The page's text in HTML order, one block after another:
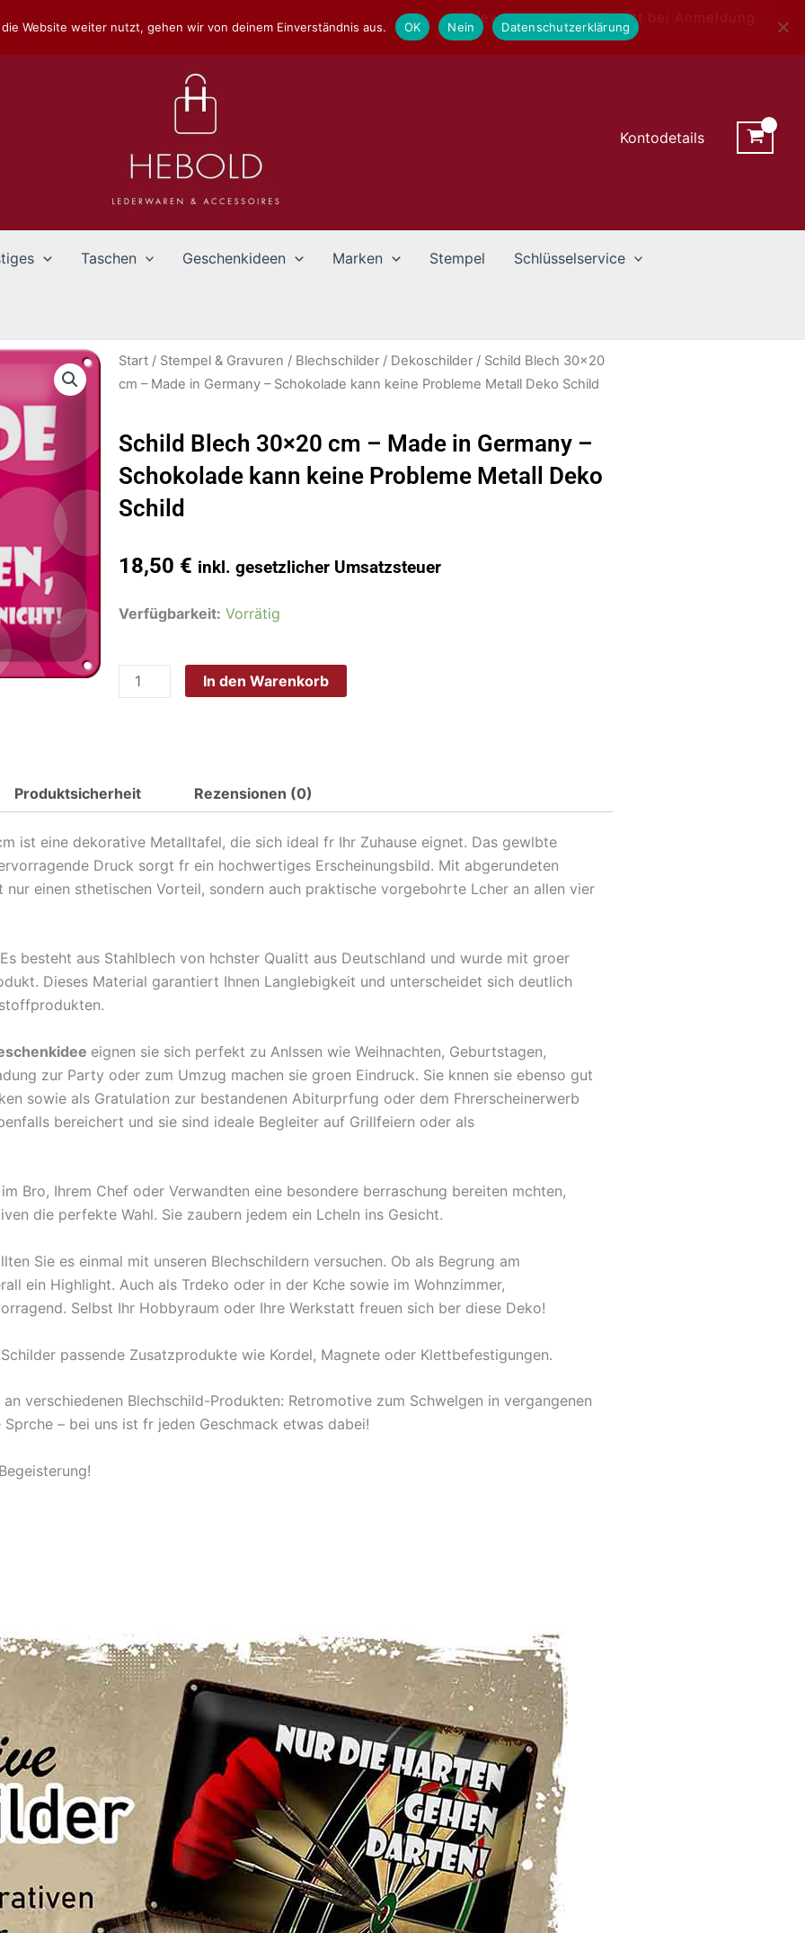
Newsletter - 10% Rabatt bei Anmeldung
Kontodetails
Taschen Geschenkideen Marken Stempel Schlüsselservice
Start / Stempel & Gravuren / Blechschilder / Dekoschilder / Schild Blech 30×20
cm – Made in Germany – Schokolade kann keine Probleme Metall Deko Schild
Schild Blech 30×20 cm – Made in Germany –
Schokolade kann keine Probleme Metall Deko
Schild
18,50 € inkl. gesetzlicher Umsatzsteuer
Verfügbarkeit: Vorrätig
Schild
cm
-
kann
keine
Probleme
Schild
Menge
In den Warenkorb
Produktsicherheit Rezensionen (0)
ist eine dekorative Metalltafel, die sich ideal fr Ihr Zuhause eignet. Das gewlbte
Druck sorgt fr ein hochwertiges Erscheinungsbild. Mit abgerundeten
einen sthetischen Vorteil, sondern auch praktische vorgebohrte Lcher an allen vier
Es besteht aus Stahlblech von hchster Qualitt aus Deutschland und wurde mit groer
Dieses Material garantiert Ihnen Langlebigkeit und unterscheidet sich deutlich
eignen sie sich perfekt zu Anlssen wie Weihnachten, Geburtstagen,
zur Party oder zum Umzug machen sie groen Eindruck. Sie knnen sie ebenso gut
sowie als Gratulation zur bestandenen Abiturprfung oder dem Fhrerscheinerwerb
bereichert und sie sind ideale Begleiter auf Grillfeiern oder als
Bro, Ihrem Chef oder Verwandten eine besondere berraschung bereiten mchten,
die perfekte Wahl. Sie zaubern jedem ein Lcheln ins Gesicht.
Sie es einmal mit unseren Blechschildern versuchen. Ob als Begrung am
ein Highlight. Auch als Trdeko oder in der Kche sowie im Wohnzimmer,
Selbst Ihr Hobbyraum oder Ihre Werkstatt freuen sich ber diese Deko!
passende Zusatzprodukte wie Kordel, Magnete oder Klettbefestigungen.
verschiedenen Blechschild-Produkten: Retromotive zum Schwelgen in vergangenen
– bei uns ist fr jeden Geschmack etwas dabei!
die Website weiter nutzt, gehen wir von deinem Einverständnis aus. OK Nein Datenschutzerklärung